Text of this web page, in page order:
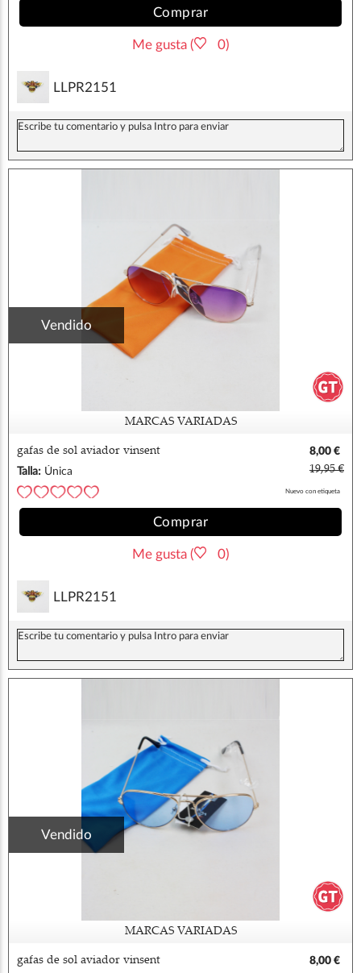
Comprar
Me gusta ( 0)
LLPR2151
Vendido
MARCAS VARIADAS
gafas de sol aviador vinsent
8,00 €
Talla: Única 19,95 €
Nuevo con etiqueta
Comprar
Me gusta ( 0)
LLPR2151
Vendido
MARCAS VARIADAS
gafas de sol aviador vinsent
8,00 €